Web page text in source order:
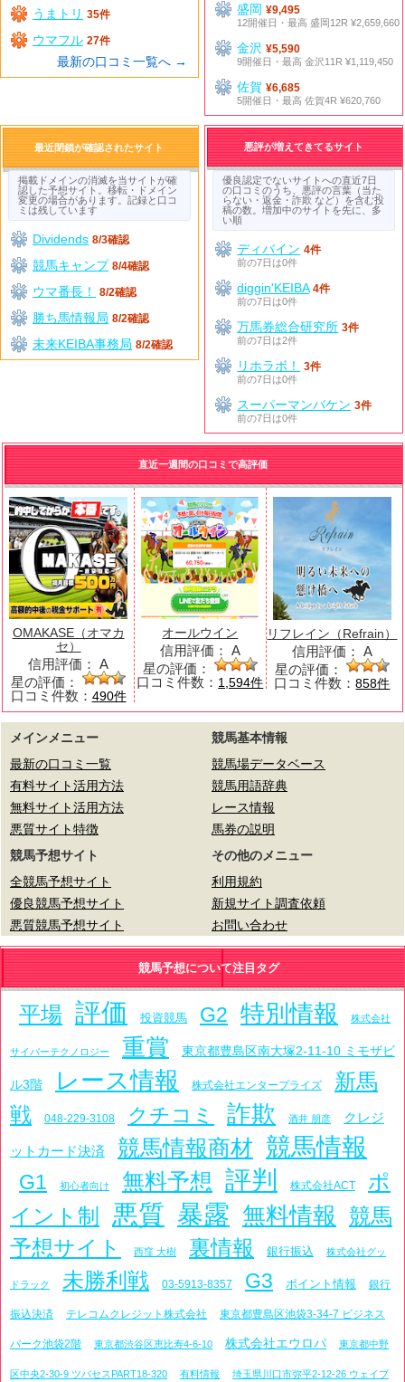
うまトリ 35件
ウマフル 27件
最新の口コミ一覧へ →
盛岡¥9,495
12開催日・最高 盛岡12R ¥2,659,660
金沢¥5,590
9開催日・最高 金沢11R ¥1,119,450
佐賀¥6,685
5開催日・最高 佐賀4R ¥620,760
悪評が増えてきてるサイト
優良認定でないサイトへの直近7日
の口コミのうち、悪評の言葉（当た
らない・返金・詐欺 など）を含む投
稿の数。増加中のサイトを先に、多
い順
ディバイン 4件
前の7日は0件
diggin'KEIBA 4件
前の7日は0件
万馬券総合研究所 3件
前の7日は2件
リホラボ！
3件
前の7日は0件
スーパーマンバケン 3件
前の7日は0件
最近閉鎖が確認されたサイト
掲載ドメインの消滅を当サイトが確
認した予想サイト。移転・ドメイン
変更の場合があります。記録と口コ
ミは残しています
Dividends 8/3確認
競馬キャンプ 8/4確認
ウマ番長！ 8/2確認
勝ち馬情報局 8/2確認
未来KEIBA事務局 8/2確認
直近一週間の口コミで高評価
OMAKASE（オマカ
セ）
信用評価： A
星の評価：
口コミ件数： 490件
オールウイン
信用評価： A
星の評価：
口コミ件数： 1,594件
リフレイン（Refrain）
信用評価： A
星の評価：
口コミ件数：858件
メインメニュー
最新の口コミ一覧
有料サイト活用方法
無料サイト活用方法
悪質サイト特徴
競馬基本情報
競馬場データベース
競馬用語辞典
レース情報
馬券の説明
競馬予想サイト
全競馬予想サイト
優良競馬予想サイト
悪質競馬予想サイト
その他のメニュー
利用規約
新規サイト調査依頼
お問い合わせ
競馬予想について注目タグ
平場 評価 投資競馬 G2 特別情報 株式会社
サイバーテクノロジー 重賞 東京都豊島区南大塚2-11-10 ミモザビ
ル3階 レース情報 株式会社エンタープライズ
新馬
戦
048-229-3108 クチコミ 詐欺 酒井 朋彦 クレジ
ットカード決済 競馬情報商材 競馬情報
G1 初心者向け 無料予想 評判 株式会社ACT
ポ
イント制
悪質 暴露 無料情報
競馬
予想サイト
西窪 大樹 裏情報 銀行振込 株式会社グッ
ドラック 未勝利戦 03-5913-8357 G3 ポイント情報 銀行
振込決済 テレコムクレジット株式会社 東京都豊島区池袋3-34-7 ビジネス
パーク池袋2階 東京都渋谷区恵比寿4-6-10 株式会社エウロパ 東京都中野
区中央2-30-9 ツバセスPART18-320 有料情報 埼玉県川口市弥平2-12-26 ウェイブ